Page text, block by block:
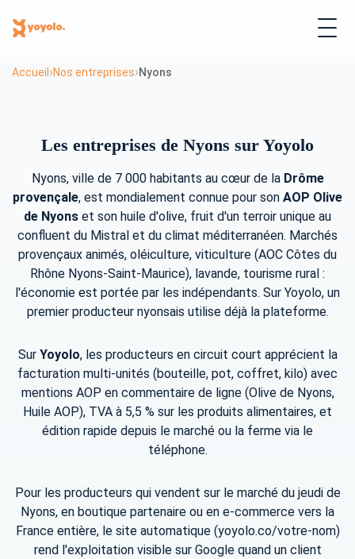
Accueil ›Nos entreprises›Nyons
Les entreprises de Nyons sur Yoyolo
Nyons, ville de 7 000 habitants au cœur de la Drôme
provençale, est mondialement connue pour son AOP Olive
de Nyons et son huile d'olive, fruit d'un terroir unique au
confluent du Mistral et du climat méditerranéen. Marchés
provençaux animés, oléiculture, viticulture (AOC Côtes du
Rhône Nyons-Saint-Maurice), lavande, tourisme rural :
l'économie est portée par les indépendants. Sur Yoyolo, un
premier producteur nyonsais utilise déjà la plateforme.
Sur Yoyolo, les producteurs en circuit court apprécient la
facturation multi-unités (bouteille, pot, coffret, kilo) avec
mentions AOP en commentaire de ligne (Olive de Nyons,
Huile AOP), TVA à 5,5 % sur les produits alimentaires, et
édition rapide depuis le marché ou la ferme via le
téléphone.
Pour les producteurs qui vendent sur le marché du jeudi de
Nyons, en boutique partenaire ou en e-commerce vers la
France entière, le site automatique (yoyolo.co/votre-nom)
rend l'exploitation visible sur Google quand un client